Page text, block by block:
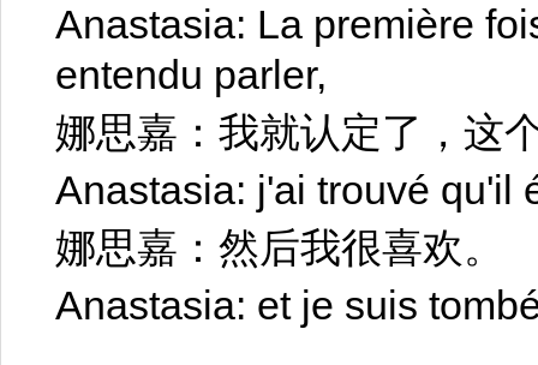
Anastasia: La première
entendu parler,
娜思嘉：我就认定了，这
Anastasia: j'ai trouvé qu'il
娜思嘉：然后我很喜欢。
Anastasia: et je suis